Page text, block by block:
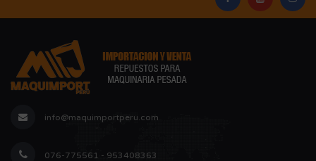
info@maquimportperu.com
076-775561 - 953408363